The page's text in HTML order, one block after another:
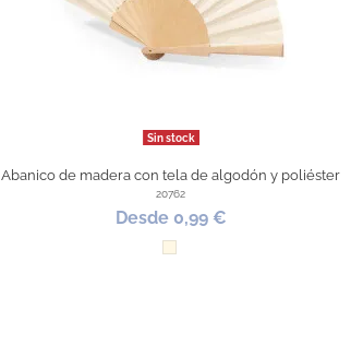
Sin stock
Abanico de madera con tela de algodón y poliéster
20762
Desde 0,99 €
Natural